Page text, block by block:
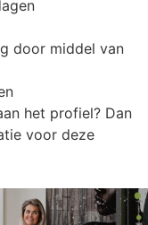
door middel van
het profiel? Dan
voor deze